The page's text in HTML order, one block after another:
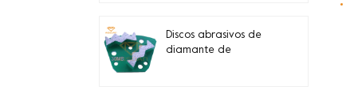
Discos abrasivos de
diamante de